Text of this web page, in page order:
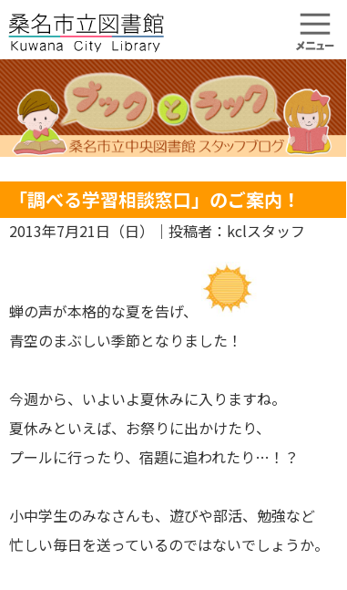
「調べる学習相談窓口」のご案内！
2013年7月21日（日） ｜投稿者：kclスタッフ
蝉の声が本格的な夏を告げ、
青空のまぶしい季節となりました！
今週から、いよいよ夏休みに入りますね。
夏休みといえば、お祭りに出かけたり、
プールに行ったり、宿題に追われたり…！？
小中学生のみなさんも、遊びや部活、勉強など
忙しい毎日を送っているのではないでしょうか。